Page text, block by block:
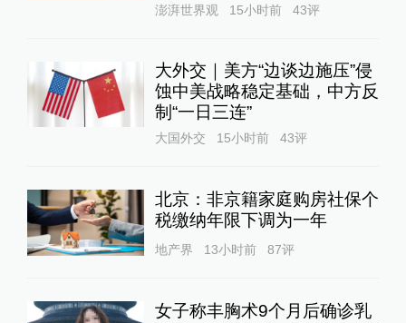
澎湃世界观 15小时前 43评
大外交｜美方“边谈边施压”侵
蚀中美战略稳定基础，中方反
制“一日三连”
大国外交 15小时前 43评
北京：非京籍家庭购房社保个
税缴纳年限下调为一年
地产界 13小时前 87评
女子称丰胸术9个月后确诊乳